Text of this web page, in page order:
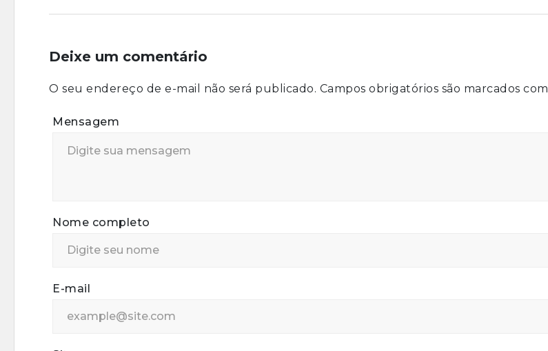
Deixe um comentário
O seu endereço de e-mail não será publicado. Campos obrigatórios são marcados com
Mensagem
Nome completo
E-mail